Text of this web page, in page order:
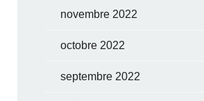
novembre 2022
octobre 2022
septembre 2022